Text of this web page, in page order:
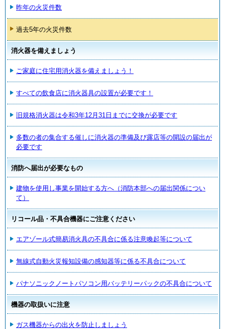
昨年の火災件数
過去5年の火災件数
消火器を備えましょう
ご家庭に住宅用消火器を備えましょう！
すべての飲食店に消火器具の設置が必要です！
旧規格消火器は令和3年12月31日までに交換が必要です
多数の者の集合する催しに消火器の準備及び露店等の開設の届出が
必要です
消防へ届出が必要なもの
建物を使用し事業を開始する方へ（消防本部への届出関係につい
て）
リコール品・不具合機器にご注意ください
エアゾール式簡易消火具の不具合に係る注意喚起等について
無線式自動火災報知設備の感知器等に係る不具合について
パナソニックノートパソコン用バッテリーパックの不具合について
機器の取扱いに注意
ガス機器からの出火を防止しましょう